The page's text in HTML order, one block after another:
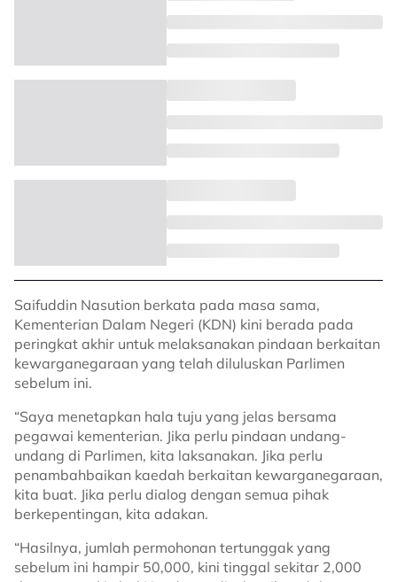
Saifuddin Nasution berkata pada masa sama,
Kementerian Dalam Negeri (KDN) kini berada pada
peringkat akhir untuk melaksanakan pindaan berkaitan
kewarganegaraan yang telah diluluskan Parlimen
sebelum ini.
“Saya menetapkan hala tuju yang jelas bersama
pegawai kementerian. Jika perlu pindaan undang-
undang di Parlimen, kita laksanakan. Jika perlu
penambahbaikan kaedah berkaitan kewarganegaraan,
kita buat. Jika perlu dialog dengan semua pihak
berkepentingan, kita adakan.
“Hasilnya, jumlah permohonan tertunggak yang
sebelum ini hampir 50,000, kini tinggal sekitar 2,000